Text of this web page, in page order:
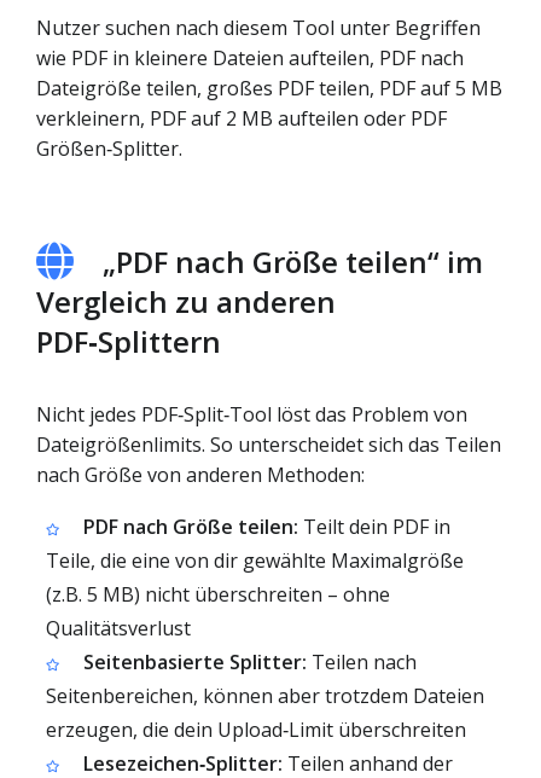
Nutzer suchen nach diesem Tool unter Begriffen
wie PDF in kleinere Dateien aufteilen, PDF nach
Dateigröße teilen, großes PDF teilen, PDF auf 5 MB
verkleinern, PDF auf 2 MB aufteilen oder PDF
Größen‑Splitter.
„PDF nach Größe teilen“ im
Vergleich zu anderen
PDF‑Splittern
Nicht jedes PDF‑Split‑Tool löst das Problem von
Dateigrößenlimits. So unterscheidet sich das Teilen
nach Größe von anderen Methoden:
PDF nach Größe teilen: Teilt dein PDF in
Teile, die eine von dir gewählte Maximalgröße
(z.B. 5 MB) nicht überschreiten – ohne
Qualitätsverlust
Seitenbasierte Splitter: Teilen nach
Seitenbereichen, können aber trotzdem Dateien
erzeugen, die dein Upload‑Limit überschreiten
Lesezeichen‑Splitter: Teilen anhand der